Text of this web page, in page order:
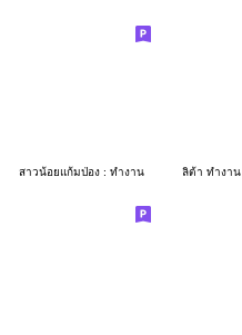
สาวน้อยแก้มป่อง : ทำงาน ลิต้า ทำงาน